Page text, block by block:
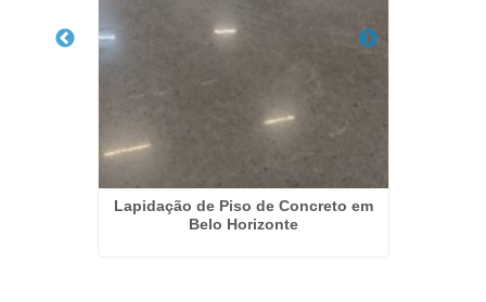
Lapidação de Piso de Concreto em
Belo Horizonte